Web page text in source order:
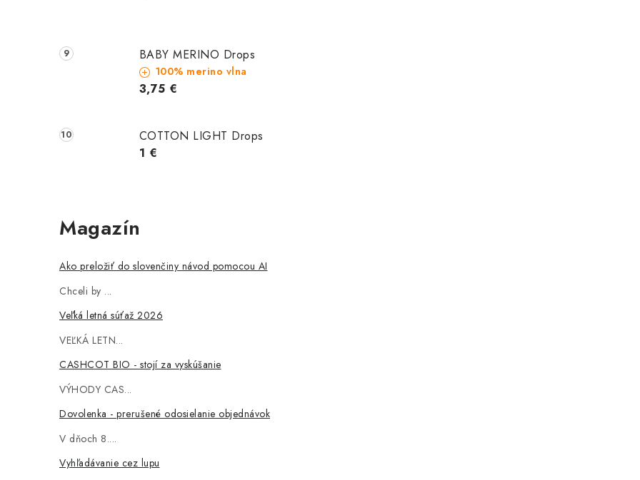
BABY MERINO Drops
100% merino vlna
3,75 €
COTTON LIGHT Drops
1 €
Magazín
Ako preložiť do slovenčiny návod pomocou AI
Chceli by ...
Veľká letná súťaž 2026
VEĽKÁ LETN...
CASHCOT BIO - stojí za vyskúšanie
VÝHODY CAS...
Dovolenka - prerušené odosielanie objednávok
V dňoch 8....
Vyhľadávanie cez lupu